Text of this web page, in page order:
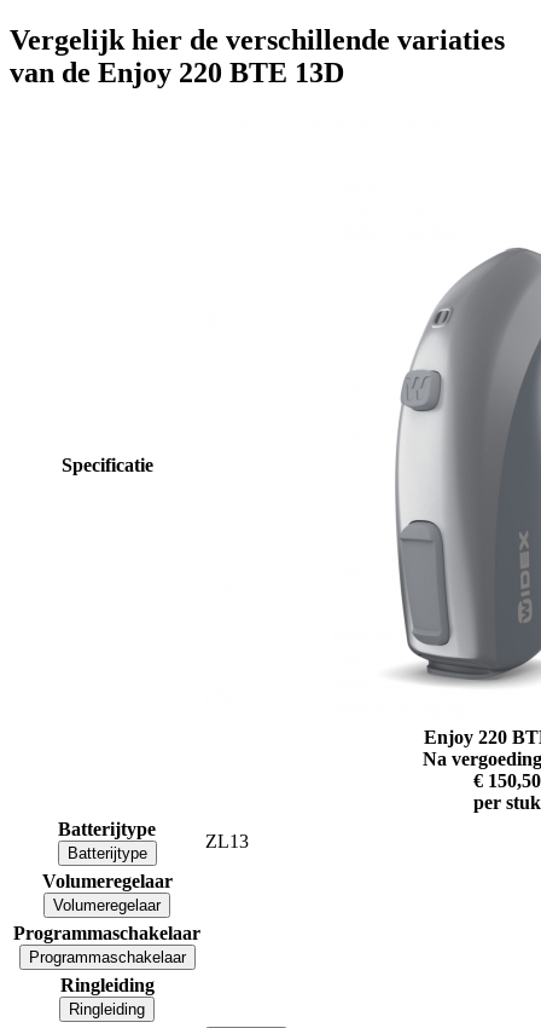
Vergelijk hier de verschillende variaties
van de Enjoy 220 BTE 13D
Specificatie
Enjoy 220
Na
€ 150,50
per stuk
Batterijtype
Batterijtype
ZL13
Volumeregelaar
Volumeregelaar
Programmaschakelaar
Programmaschakelaar
Ringleiding
Ringleiding